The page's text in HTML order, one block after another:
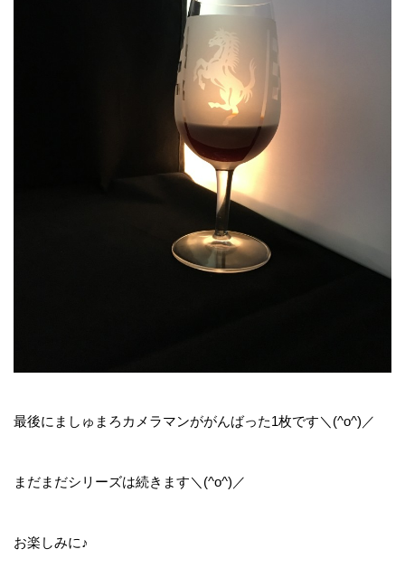
最後にましゅまろカメラマンががんばった1枚です＼(^o^)／
まだまだシリーズは続きます＼(^o^)／
お楽しみに♪